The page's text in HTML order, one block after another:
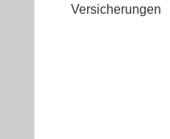
Versicherungen